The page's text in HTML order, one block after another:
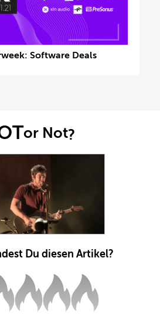
Software Deals
or Not?
Du diesen Artikel?